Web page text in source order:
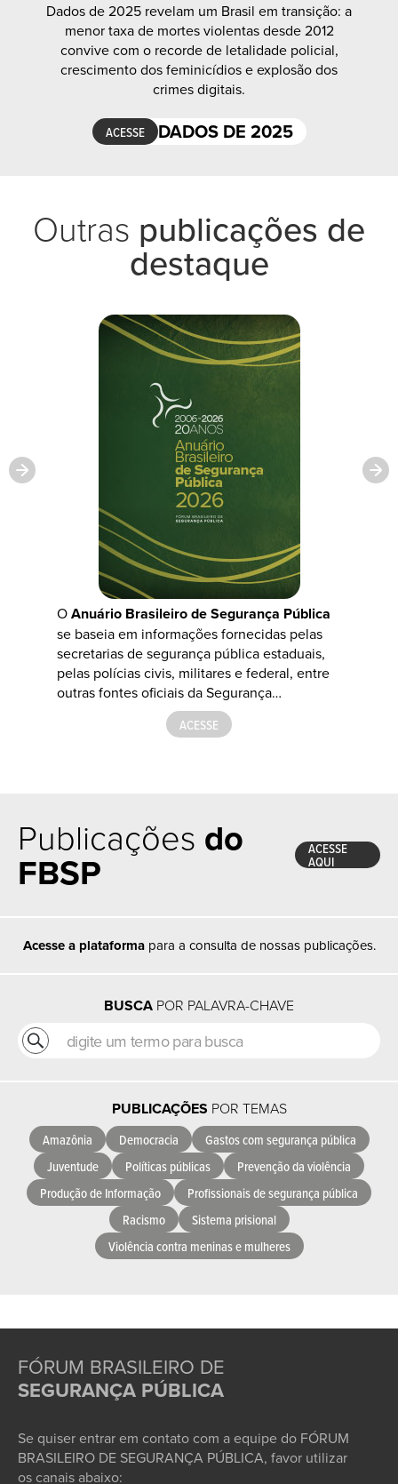
Dados de 2025 revelam um Brasil em transição: a
menor taxa de mortes violentas desde 2012
convive com o recorde de letalidade policial,
crescimento dos feminicídios e explosão dos
crimes digitais.
ACESSE DADOS DE 2025
Outras publicações de
destaque
OAnuário Brasileiro de Segurança Pública
se baseia em informações fornecidas pelas
secretarias de segurança pública estaduais,
pelas polícias civis, militares e federal, entre
outras fontes oficiais da Segurança…
ACESSE
Publicações do
FBSP ACESSE
AQUI
Acesse a plataformapara a consulta de nossas publicações.
BUSCA POR PALAVRA-CHAVE
PUBLICAÇÕES POR TEMAS
Amazônia Democracia
Gastos com segurança pública
Juventude
Políticas públicas
Prevenção da violência
Produção de Informação
Profissionais de segurança pública
Racismo
Sistema prisional
Violência contra meninas e mulheres
FÓRUM BRASILEIRO DE
SEGURANÇA PÚBLICA
Se quiser entrar em contato com a equipe do FÓRUM
BRASILEIRO DE SEGURANÇA PÚBLICA, favor utilizar
os canais abaixo: